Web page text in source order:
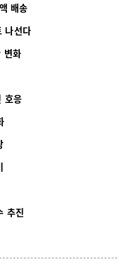
배송
나선다
변화
호응
추진